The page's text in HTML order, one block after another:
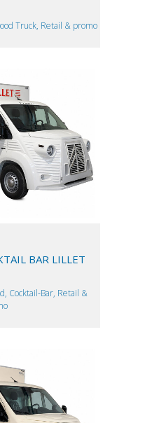
Truck, Retail & promo
BAR LILLET
Cocktail-Bar, Retail &